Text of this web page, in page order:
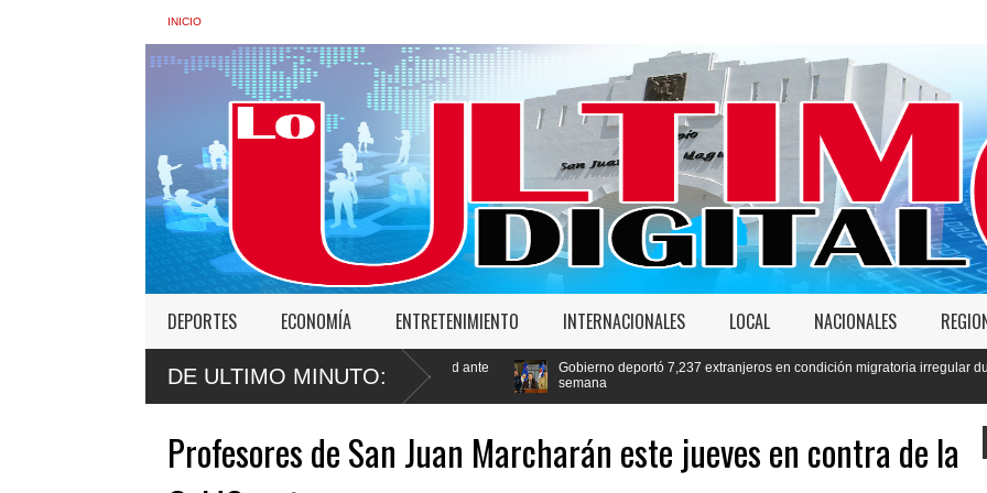
INICIO
DEPORTES ECONOMÍA ENTRETENIMIENTO INTERNACIONALES LOCAL NACIONALES
DE ULTIMO MINUTO:
transformar la Policía”, y promete cero impunidad ante
Gobierno deportó 7,237 extranjeros en condición migratoria irregular durante la última
semana
Profesores de San Juan Marcharán este jueves en contra de la